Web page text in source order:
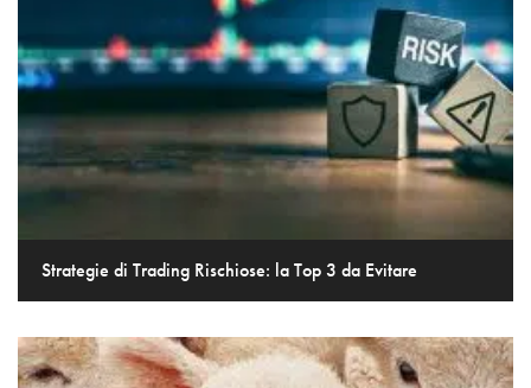
Strategie di Trading Rischiose: la Top 3 da Evitare